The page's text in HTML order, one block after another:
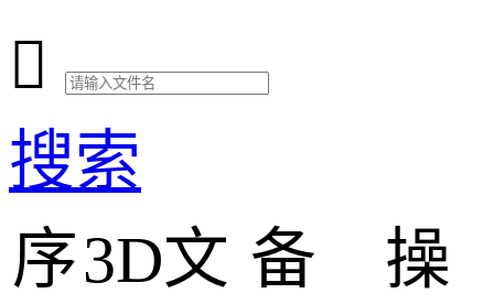

搜索
序3D文 备
操